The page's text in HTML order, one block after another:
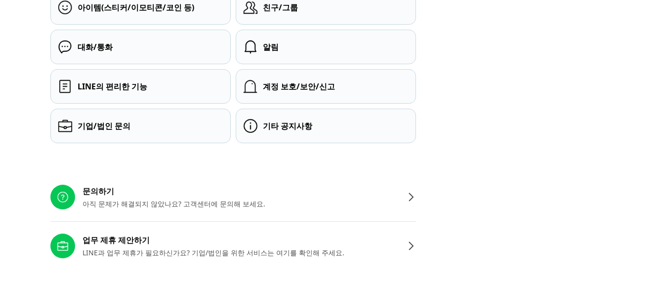
아이템(스티커/이모티콘/코인 등) 친구/그룹
대화/통화 알림
LINE의 편리한 기능 계정 보호/보안/신고
기업/법인 문의 기타 공지사항
문의하기
아직 문제가 해결되지 않았나요? 고객센터에 문의해 보세요.
업무 제휴 제안하기
LINE과 업무 제휴가 필요하신가요? 기업/법인을 위한 서비스는 여기를 확인해 주세요.